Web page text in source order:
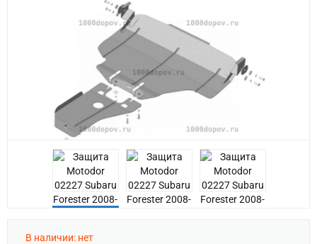
В наличии: нет